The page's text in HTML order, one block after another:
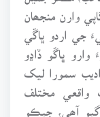
وارن منجھان
جي اردو ڀاڱي
وارو ڀاڱو ڏاڍو
سمورا ليک
واقعي مختلف
آھي، جيڪو